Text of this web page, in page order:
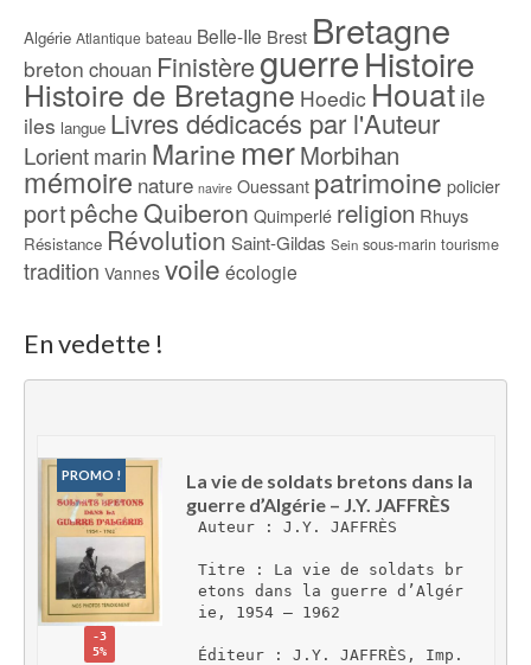
Algérie Atlantique bateau Belle-Ile Brest Bretagne
breton chouan FinistèreguerreHistoire
Histoire de Bretagne Hoedic Houatile
iles langue Livres dédicacés par l'Auteur
Lorientmarin Marine merMorbihan
mémoire nature navire Ouessant patrimoine policier
portpêcheQuiberon Quimperlé religion Rhuys
Résistance Révolution Saint-Gildas Sein sous-marin tourisme
tradition Vannes voile écologie
En vedette !
PROMO !
-3
5%
La vie de soldats bretons dans la
guerre d’Algérie – J.Y. JAFFRÈS
Auteur : J.Y. JAFFRÈS
Titre : La vie de soldats br
etons dans la guerre d’Algér
ie, 1954 – 1962
Éditeur : J.Y. JAFFRÈS, Imp.